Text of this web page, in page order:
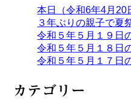
本日（令和6年4月20
３年ぶりの親子で夏
令和５年５月１９日
令和５年５月１８日
令和５年５月１７日
カテゴリー